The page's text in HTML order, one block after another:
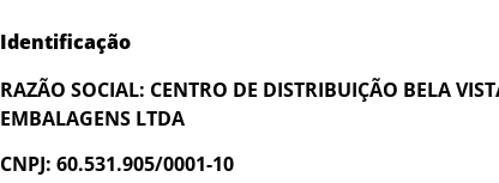
Identificação
RAZÃO SOCIAL: CENTRO DE DISTRIBUIÇÃO BELA
EMBALAGENS LTDA
CNPJ: 60.531.905/0001-10